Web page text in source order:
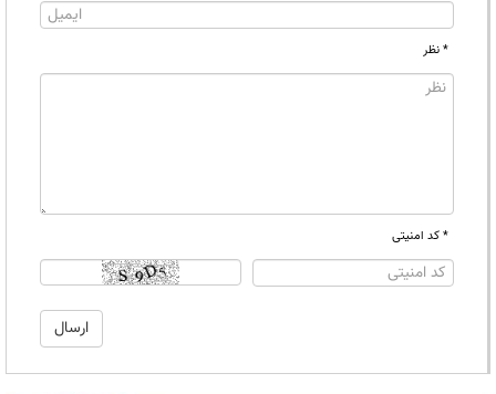
* نظر
* کد امنیتی